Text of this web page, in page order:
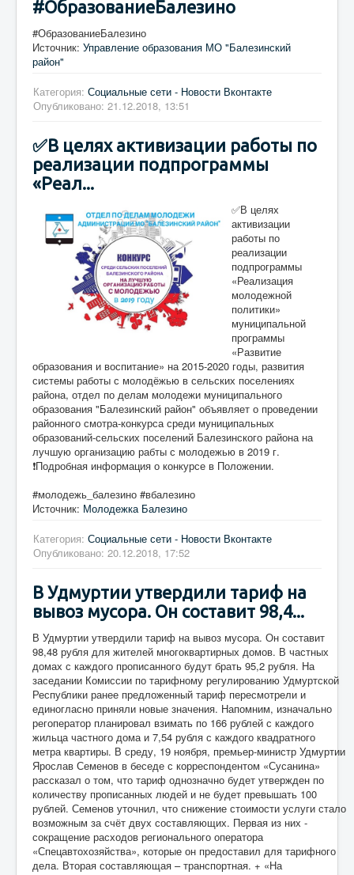
#ОбразованиеБалезино
#ОбразованиеБалезино
Источник: Управление образования МО "Балезинский
район"
Категория: Социальные сети - Новости Вконтакте
Опубликовано: 21.12.2018, 13:51
✅В целях активизации работы по
реализации подпрограммы
«Реал...
✅В целях
активизации
работы по
реализации
подпрограммы
«Реализация
молодежной
политики»
муниципальной
программы
«Развитие
образования и воспитание» на 2015-2020 годы, развития
системы работы с молодёжью в сельских поселениях
района, отдел по делам молодежи муниципального
образования "Балезинский район" объявляет о проведении
районного смотра-конкурса среди муниципальных
образований-сельских поселений Балезинского района на
лучшую организацию рабты с молодежью в 2019 г.
❗️Подробная информация о конкурсе в Положении.
#молодежь_балезино #вбалезино
Источник: Молодежка Балезино
Категория: Социальные сети - Новости Вконтакте
Опубликовано: 20.12.2018, 17:52
В Удмуртии утвердили тариф на
вывоз мусора. Он составит 98,4...
В Удмуртии утвердили тариф на вывоз мусора. Он составит
98,48 рубля для жителей многоквартирных домов. В частных
домах с каждого прописанного будут брать 95,2 рубля. На
заседании Комиссии по тарифному регулированию Удмуртской
Республики ранее предложенный тариф пересмотрели и
единогласно приняли новые значения. Напомним, изначально
регоператор планировал взимать по 166 рублей с каждого
жильца частного дома и 7,54 рубля с каждого квадратного
метра квартиры. В среду, 19 ноября, премьер-министр Удмуртии
Ярослав Семенов в беседе с корреспондентом «Сусанина»
рассказал о том, что тариф однозначно будет утвержден по
количеству прописанных людей и не будет превышать 100
рублей. Семенов уточнил, что снижение стоимости услуги стало
возможным за счёт двух составляющих. Первая из них -
сокращение расходов регионального оператора
«Спецавтохозяйства», которые он предоставил для тарифного
дела. Вторая составляющая – транспортная. + «На